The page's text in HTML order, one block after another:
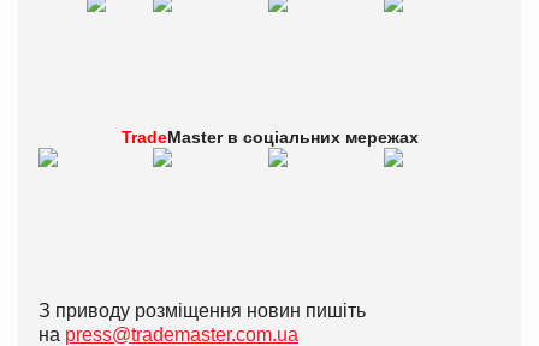
TradeMaster в соціальних мережах
З приводу розміщення новин пишіть
на press@trademaster.com.ua